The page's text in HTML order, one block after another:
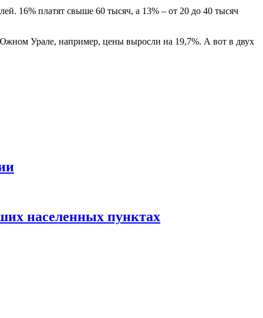
16% платят свыше 60 тысяч, а 13% – от 20 до 40 тысяч
Урале, например, цены выросли на 19,7%. А вот в двух
населенных пунктах